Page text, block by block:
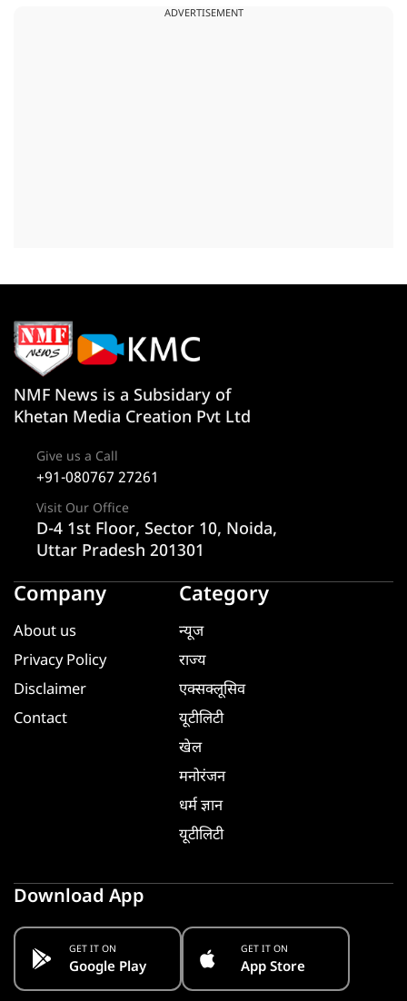
ADVERTISEMENT
NMF News is a Subsidary of
Khetan Media Creation Pvt Ltd
Give us a Call
+91-080767 27261
Visit Our Office
D-4 1st Floor, Sector 10, Noida,
Uttar Pradesh 201301
Company
About us
Privacy Policy
Disclaimer
Contact
Category
न्यूज
राज्य
एक्सक्लूसिव
यूटीलिटी
खेल
मनोरंजन
धर्म ज्ञान
यूटीलिटी
Download App
GET IT ON
Google Play
GET IT ON
App Store